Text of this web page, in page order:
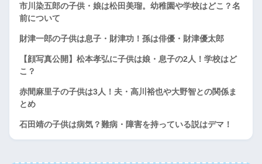
市川染五郎の子供・娘は松田美瑠。幼稚園や学校はどこ？名
前について
財津一郎の子供は息子・財津功！孫は俳優・財津優太郎
【顔写真公開】松本孝弘に子供は娘・息子の2人！学校はど
こ？
赤間麻里子の子供は3人！夫・高川裕也や大野智との関係ま
とめ
石田靖の子供は病気？難病・障害を持っている説はデマ！